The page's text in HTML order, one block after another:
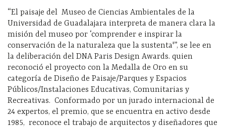
“El paisaje del Museo de Ciencias Ambientales de la
Universidad de Guadalajara interpreta de manera clara la
misión del museo por ‘comprender e inspirar la
conservación de la naturaleza que la sustenta'”, se lee en
la deliberación del DNA Paris Design Awards. quien
reconoció el proyecto con la Medalla de Oro en su
categoría de Diseño de Paisaje/Parques y Espacios
Públicos/Instalaciones Educativas, Comunitarias y
Recreativas. Conformado por un jurado internacional de
24 expertos, el premio, que se encuentra en activo desde
1985, reconoce el trabajo de arquitectos y diseñadores que